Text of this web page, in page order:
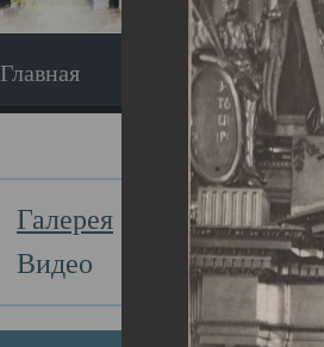
Главная Экскурсия
Галерея
Видео